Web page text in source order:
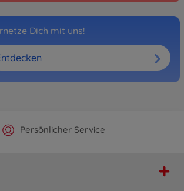
Dich mit uns!
Offizieller Hersteller Shop
Persönlicher Service
Versandkostenfrei ab 25€
Schnelle Lieferung